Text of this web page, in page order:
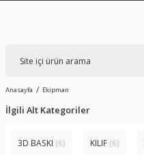
Anasayfa Ekipman
İlgili Alt Kategoriler
3D BASKI (6) KILIF (6)